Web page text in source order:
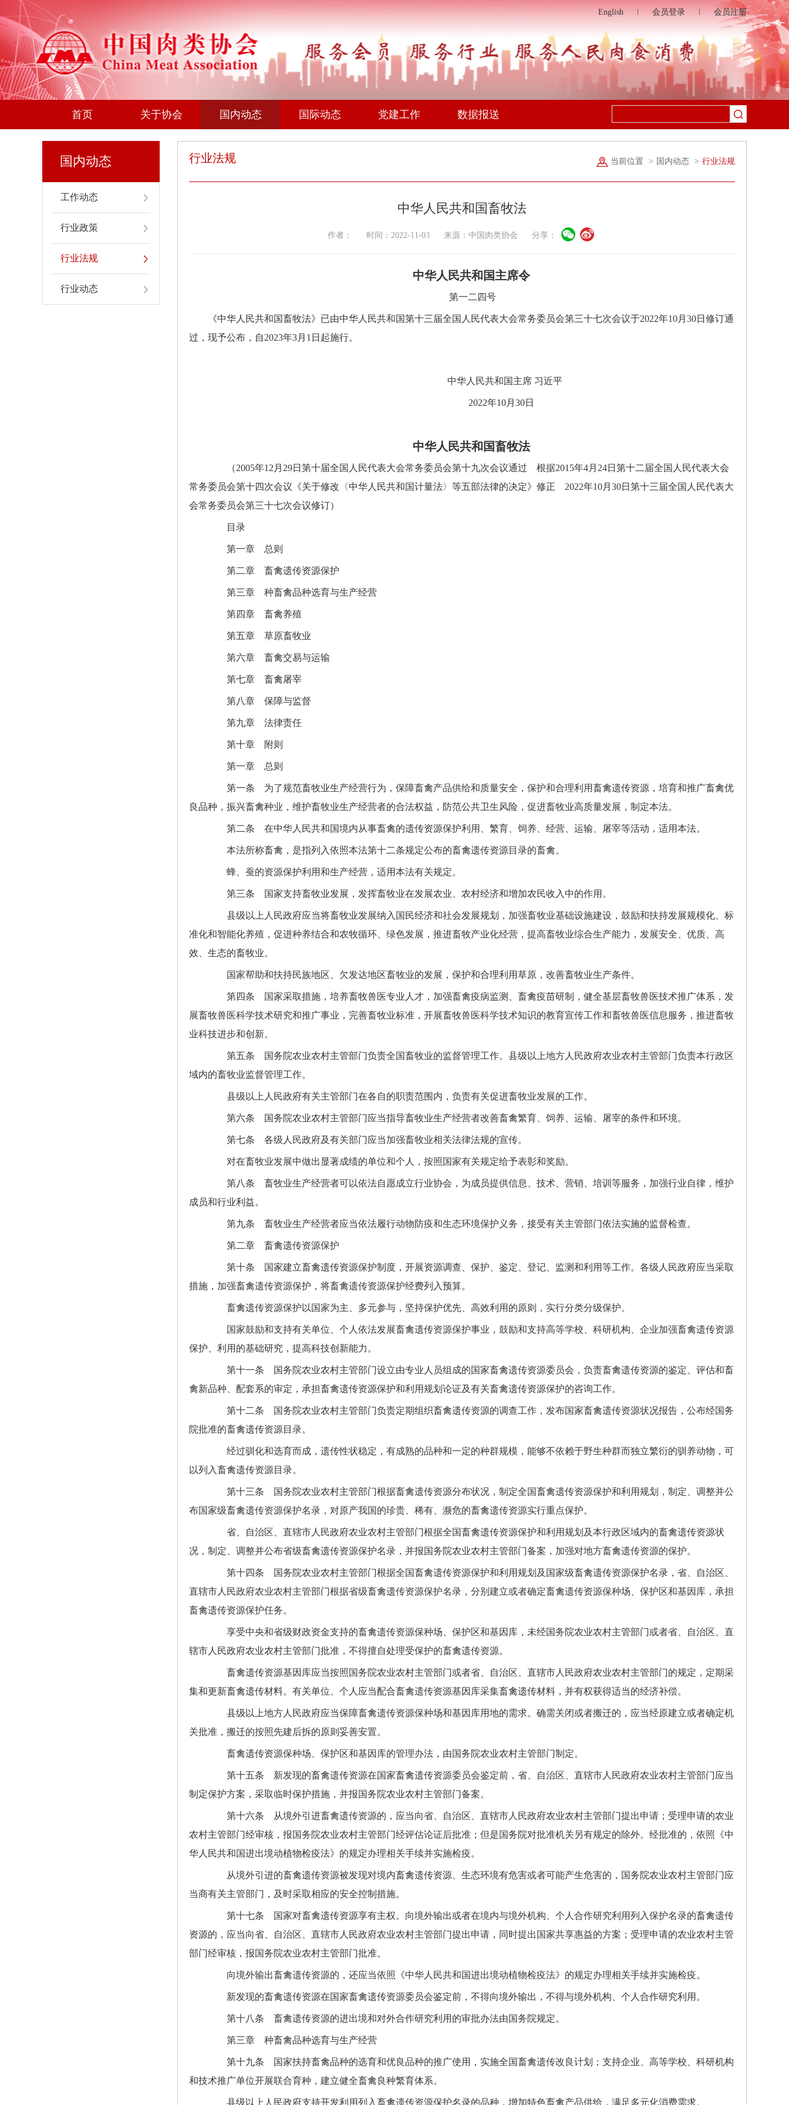
English 会员登录 会员注册
首页 关于协会 国内动态 国际动态 党建工作 数据报送
国内动态
工作动态
行业政策
行业法规
行业动态
行业法规 当前位置 > 国内动态 > 行业法规
中华人民共和国畜牧法
作者： 时间：2022-11-03 来源：中国肉类协会 分享：
中华人民共和国主席令
第一二四号
《中华人民共和国畜牧法》已由中华人民共和国第十三届全国人民代表大会常务委员会第三十七次会议于2022年10月30日修订通
过，现予公布，自2023年3月1日起施行。
中华人民共和国主席 习近平
2022年10月30日
中华人民共和国畜牧法
（2005年12月29日第十届全国人民代表大会常务委员会第十九次会议通过 根据2015年4月24日第十二届全国人民代表大会
常务委员会第十四次会议《关于修改〈中华人民共和国计量法〉等五部法律的决定》修正 2022年10月30日第十三届全国人民代表大
会常务委员会第三十七次会议修订）
目录
第一章 总则
第二章 畜禽遗传资源保护
第三章 种畜禽品种选育与生产经营
第四章 畜禽养殖
第五章 草原畜牧业
第六章 畜禽交易与运输
第七章 畜禽屠宰
第八章 保障与监督
第九章 法律责任
第十章 附则
第一章 总则
第一条 为了规范畜牧业生产经营行为，保障畜禽产品供给和质量安全，保护和合理利用畜禽遗传资源，培育和推广畜禽优
良品种，振兴畜禽种业，维护畜牧业生产经营者的合法权益，防范公共卫生风险，促进畜牧业高质量发展，制定本法。
第二条 在中华人民共和国境内从事畜禽的遗传资源保护利用、繁育、饲养、经营、运输、屠宰等活动，适用本法。
本法所称畜禽，是指列入依照本法第十二条规定公布的畜禽遗传资源目录的畜禽。
蜂、蚕的资源保护利用和生产经营，适用本法有关规定。
第三条 国家支持畜牧业发展，发挥畜牧业在发展农业、农村经济和增加农民收入中的作用。
县级以上人民政府应当将畜牧业发展纳入国民经济和社会发展规划，加强畜牧业基础设施建设，鼓励和扶持发展规模化、标
准化和智能化养殖，促进种养结合和农牧循环、绿色发展，推进畜牧产业化经营，提高畜牧业综合生产能力，发展安全、优质、高
效、生态的畜牧业。
国家帮助和扶持民族地区、欠发达地区畜牧业的发展，保护和合理利用草原，改善畜牧业生产条件。
第四条 国家采取措施，培养畜牧兽医专业人才，加强畜禽疫病监测、畜禽疫苗研制，健全基层畜牧兽医技术推广体系，发
展畜牧兽医科学技术研究和推广事业，完善畜牧业标准，开展畜牧兽医科学技术知识的教育宣传工作和畜牧兽医信息服务，推进畜牧
业科技进步和创新。
第五条 国务院农业农村主管部门负责全国畜牧业的监督管理工作。县级以上地方人民政府农业农村主管部门负责本行政区
域内的畜牧业监督管理工作。
县级以上人民政府有关主管部门在各自的职责范围内，负责有关促进畜牧业发展的工作。
第六条 国务院农业农村主管部门应当指导畜牧业生产经营者改善畜禽繁育、饲养、运输、屠宰的条件和环境。
第七条 各级人民政府及有关部门应当加强畜牧业相关法律法规的宣传。
对在畜牧业发展中做出显著成绩的单位和个人，按照国家有关规定给予表彰和奖励。
第八条 畜牧业生产经营者可以依法自愿成立行业协会，为成员提供信息、技术、营销、培训等服务，加强行业自律，维护
成员和行业利益。
第九条 畜牧业生产经营者应当依法履行动物防疫和生态环境保护义务，接受有关主管部门依法实施的监督检查。
第二章 畜禽遗传资源保护
第十条 国家建立畜禽遗传资源保护制度，开展资源调查、保护、鉴定、登记、监测和利用等工作。各级人民政府应当采取
措施，加强畜禽遗传资源保护，将畜禽遗传资源保护经费列入预算。
畜禽遗传资源保护以国家为主、多元参与，坚持保护优先、高效利用的原则，实行分类分级保护。
国家鼓励和支持有关单位、个人依法发展畜禽遗传资源保护事业，鼓励和支持高等学校、科研机构、企业加强畜禽遗传资源
保护、利用的基础研究，提高科技创新能力。
第十一条 国务院农业农村主管部门设立由专业人员组成的国家畜禽遗传资源委员会，负责畜禽遗传资源的鉴定、评估和畜
禽新品种、配套系的审定，承担畜禽遗传资源保护和利用规划论证及有关畜禽遗传资源保护的咨询工作。
第十二条 国务院农业农村主管部门负责定期组织畜禽遗传资源的调查工作，发布国家畜禽遗传资源状况报告，公布经国务
院批准的畜禽遗传资源目录。
经过驯化和选育而成，遗传性状稳定，有成熟的品种和一定的种群规模，能够不依赖于野生种群而独立繁衍的驯养动物，可
以列入畜禽遗传资源目录。
第十三条 国务院农业农村主管部门根据畜禽遗传资源分布状况，制定全国畜禽遗传资源保护和利用规划，制定、调整并公
布国家级畜禽遗传资源保护名录，对原产我国的珍贵、稀有、濒危的畜禽遗传资源实行重点保护。
省、自治区、直辖市人民政府农业农村主管部门根据全国畜禽遗传资源保护和利用规划及本行政区域内的畜禽遗传资源状
况，制定、调整并公布省级畜禽遗传资源保护名录，并报国务院农业农村主管部门备案，加强对地方畜禽遗传资源的保护。
第十四条 国务院农业农村主管部门根据全国畜禽遗传资源保护和利用规划及国家级畜禽遗传资源保护名录，省、自治区、
直辖市人民政府农业农村主管部门根据省级畜禽遗传资源保护名录，分别建立或者确定畜禽遗传资源保种场、保护区和基因库，承担
畜禽遗传资源保护任务。
享受中央和省级财政资金支持的畜禽遗传资源保种场、保护区和基因库，未经国务院农业农村主管部门或者省、自治区、直
辖市人民政府农业农村主管部门批准，不得擅自处理受保护的畜禽遗传资源。
畜禽遗传资源基因库应当按照国务院农业农村主管部门或者省、自治区、直辖市人民政府农业农村主管部门的规定，定期采
集和更新畜禽遗传材料。有关单位、个人应当配合畜禽遗传资源基因库采集畜禽遗传材料，并有权获得适当的经济补偿。
县级以上地方人民政府应当保障畜禽遗传资源保种场和基因库用地的需求。确需关闭或者搬迁的，应当经原建立或者确定机
关批准，搬迁的按照先建后拆的原则妥善安置。
畜禽遗传资源保种场、保护区和基因库的管理办法，由国务院农业农村主管部门制定。
第十五条 新发现的畜禽遗传资源在国家畜禽遗传资源委员会鉴定前，省、自治区、直辖市人民政府农业农村主管部门应当
制定保护方案，采取临时保护措施，并报国务院农业农村主管部门备案。
第十六条 从境外引进畜禽遗传资源的，应当向省、自治区、直辖市人民政府农业农村主管部门提出申请；受理申请的农业
农村主管部门经审核，报国务院农业农村主管部门经评估论证后批准；但是国务院对批准机关另有规定的除外。经批准的，依照《中
华人民共和国进出境动植物检疫法》的规定办理相关手续并实施检疫。
从境外引进的畜禽遗传资源被发现对境内畜禽遗传资源、生态环境有危害或者可能产生危害的，国务院农业农村主管部门应
当商有关主管部门，及时采取相应的安全控制措施。
第十七条 国家对畜禽遗传资源享有主权。向境外输出或者在境内与境外机构、个人合作研究利用列入保护名录的畜禽遗传
资源的，应当向省、自治区、直辖市人民政府农业农村主管部门提出申请，同时提出国家共享惠益的方案；受理申请的农业农村主管
部门经审核，报国务院农业农村主管部门批准。
向境外输出畜禽遗传资源的，还应当依照《中华人民共和国进出境动植物检疫法》的规定办理相关手续并实施检疫。
新发现的畜禽遗传资源在国家畜禽遗传资源委员会鉴定前，不得向境外输出，不得与境外机构、个人合作研究利用。
第十八条 畜禽遗传资源的进出境和对外合作研究利用的审批办法由国务院规定。
第三章 种畜禽品种选育与生产经营
第十九条 国家扶持畜禽品种的选育和优良品种的推广使用，实施全国畜禽遗传改良计划；支持企业、高等学校、科研机构
和技术推广单位开展联合育种，建立健全畜禽良种繁育体系。
县级以上人民政府支持开发利用列入畜禽遗传资源保护名录的品种，增加特色畜禽产品供给，满足多元化消费需求。